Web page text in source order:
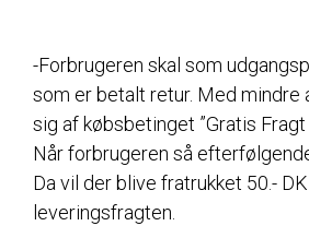
-Forbrugeren skal som
som er betalt retur. Med mindre
sig af købsbetinget ”Gratis Fragt
Når forbrugeren så
Da vil der blive fratrukket 50.-
leveringsfragten.